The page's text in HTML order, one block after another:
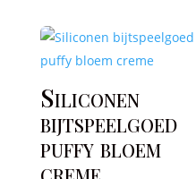
Siliconen
bijtspeelgoed
puffy bloem
creme